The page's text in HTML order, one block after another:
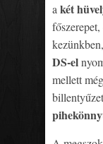
akét
DS-el
mellett